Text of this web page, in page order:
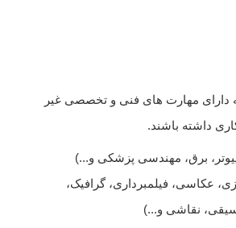
دارای مهارت های فنی و تخصصی غیر
داشته باشند.
برق، مهندسی پزشکی و...)
عکاسی، فیلمبرداری، گرافیک،
نقاشی و...)